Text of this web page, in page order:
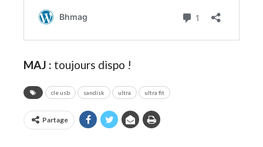
MAJ : toujours dispo !
cle usb sandisk ultra ultra fit
Partage